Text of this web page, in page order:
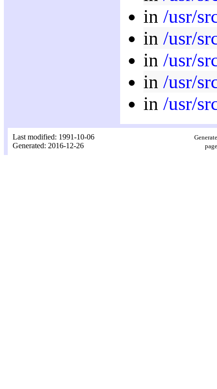
in /usr/
in /usr/
in /usr/
in /usr/
in /usr/
Last modified: 1991-10-06
Generated: 2016-12-26